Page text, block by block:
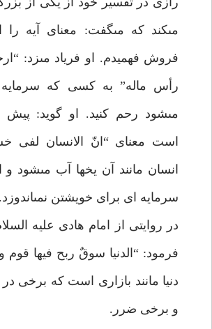
مى‏كند كه مى‏گفت: معناى آيه
فروش فهميدم. او فرياد مى‏زد:
رأس ماله” به كسى كه
مى‏شود رحم كنيد. او گويد: پيش
است معناى “انّ الانسان لفى
انسان مانند آن يخها آب مى‏شود و
سرمايه اى براى خويشتن نمى‏اندوزد.
در روايتى از امام هادى عليه
فرمود: “الدنيا سوقٌ ربح فيها
دنيا مانند بازارى است كه برخى
و برخى ضرر.